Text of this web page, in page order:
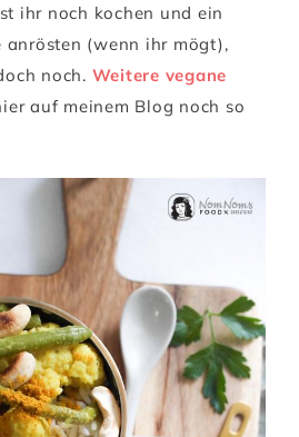
ihr noch kochen und ein
anrösten (wenn ihr mögt),
noch. Weitere vegane
auf meinem Blog noch so